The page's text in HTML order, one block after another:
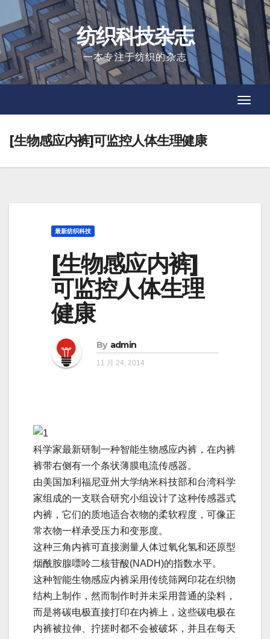
to
content
纺织科技杂志
一本专注于纺织的杂志
[生物感应内裤]可监控人体生理健康
最新纺织科技
[生物感应内裤]
可监控人体生理
健康
By admin
11 月 24, 2014
科学家最新研制一种智能生物感应内裤，在内裤
裤带右侧有一个条状薄膜电流传感器。
由美国加利福尼亚州大学纳米科技部和台湾科学
家组成的一支联合研究小组设计了这种传感器式
内裤，它们的质地适合衣物的柔软程度，可像正
常衣物一样承受压力和变形度。
这种三角内裤可直接测量人体过氧化氢和还原型
烟酰胺腺嘌呤二核苷酸(NADH)的指数水平。
这种智能生物感应内裤采用传统筛网印花在织物
结构上制作，然而制作时并未采用普通的染料，
而是将碳电极直接打印在内裤上，这些碳电极在
内裤被拉伸、拧搓时都不会被破坏，并且在每天